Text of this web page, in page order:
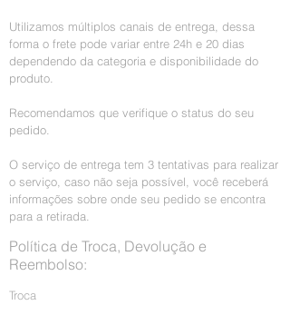
Utilizamos múltiplos canais de entrega, dessa
forma o frete pode variar entre 24h e 20 dias
dependendo da categoria e disponibilidade do
produto.
Recomendamos que verifique o status do seu
pedido.
O serviço de entrega tem 3 tentativas para realizar
o serviço, caso não seja possível, você receberá
informações sobre onde seu pedido se encontra
para a retirada.
Política de Troca, Devolução e
Reembolso:
Troca